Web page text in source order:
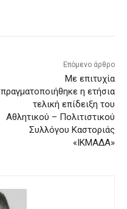
Επόμενο άρθρο
Με επιτυχία
πραγματοποιήθηκε η ετήσια
τελική επίδειξη του
Αθλητικού – Πολιτιστικού
Συλλόγου Καστοριάς
«ΙΚΜΑΔΑ»